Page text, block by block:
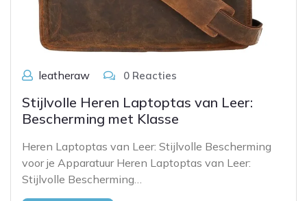
leatheraw 0 Reacties
Stijlvolle Heren Laptoptas van Leer:
Bescherming met Klasse
Heren Laptoptas van Leer: Stijlvolle Bescherming
voor je Apparatuur Heren Laptoptas van Leer:
Stijlvolle Bescherming…